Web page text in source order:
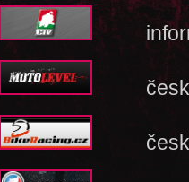
český
český